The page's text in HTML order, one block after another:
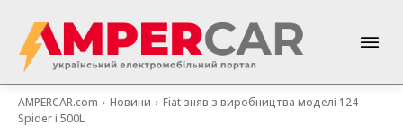
AMPERCAR.com Новини
Fiat зняв з виробництва моделі 124
Spider і 500L